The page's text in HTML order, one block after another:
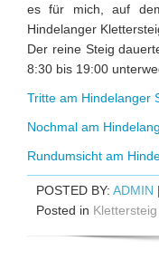
es für mich, auf
Hindelanger
Der reine Steig
8:30 bis 19:00
Tritte am Hindelanger
Nochmal am
Rundumsicht am
POSTED BY: ADMIN
Posted in Klettersteig